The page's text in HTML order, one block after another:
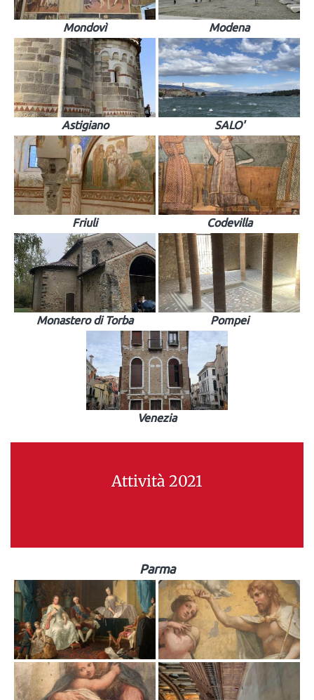
Mondovì Modena
Astigiano SALO'
Friuli Codevilla
Monastero di Torba Pompei
Venezia
Attività 2021
Parma